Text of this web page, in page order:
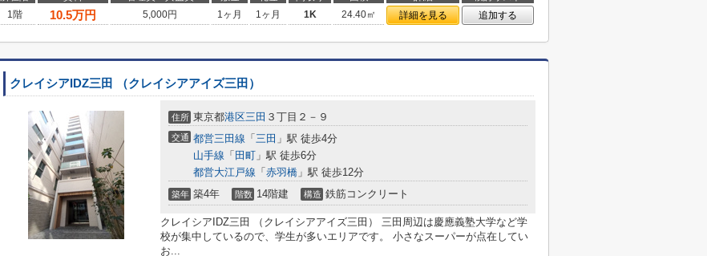
1階
10.5万円 5,000円 1ヶ月 1ヶ月 1K 24.40㎡ 詳細を見る 追加する
クレイシアIDZ三田 （クレイシアアイズ三田）
住所 東京都港区三田 ３丁目２－９
交通 都営三田線 「 三田 」駅 徒歩4分
山手線 「 田町 」駅 徒歩6分
都営大江戸線 「 赤羽橋 」駅 徒歩12分
築年 築4年 階数 14階建 構造 鉄筋コンクリート
クレイシアIDZ三田 （クレイシアアイズ三田） 三田周辺は慶應義塾大学など学
校が集中しているので、学生が多いエリアです。 小さなスーパーが点在してい
お...